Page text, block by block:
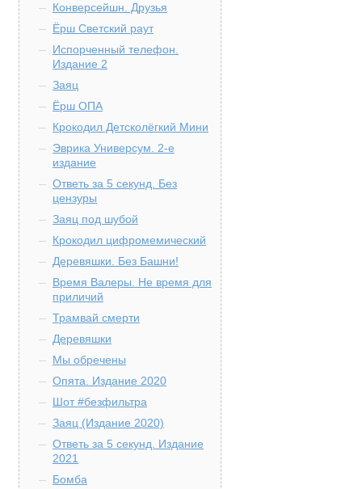
Конверсейшн. Друзья
Ёрш Светский раут
Испорченный телефон.
Издание 2
Заяц
Ёрш ОПА
Крокодил Детсколёгкий Мини
Эврика Универсум. 2-е
издание
Ответь за 5 секунд. Без
цензуры
Заяц под шубой
Крокодил цифромемический
Деревяшки. Без Башни!
Время Валеры. Не время для
приличий
Трамвай смерти
Деревяшки
Мы обречены
Опята. Издание 2020
Шот #безфильтра
Заяц (Издание 2020)
Ответь за 5 секунд. Издание
2021
Бомба